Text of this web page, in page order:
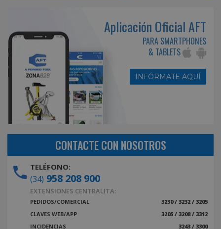
Aplicación Oficial AFT
PARA SMARTPHONES
& TABLETS
INFÓRMATE AQUÍ
CONTACTE CON NOSOTROS
TELÉFONO:
(34) 958 208 900
EXTENSIONES CENTRALITA:
PEDIDOS/COMERCIAL
3230 / 3232 / 3205
CLAVES WEB/APP
3205 / 3208 / 3312
INCIDENCIAS
3243 / 3300